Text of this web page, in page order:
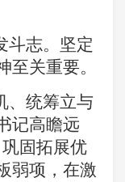
斗志。坚定
关重要。
、统筹立与
记高瞻远
固拓展优
弱项，在激